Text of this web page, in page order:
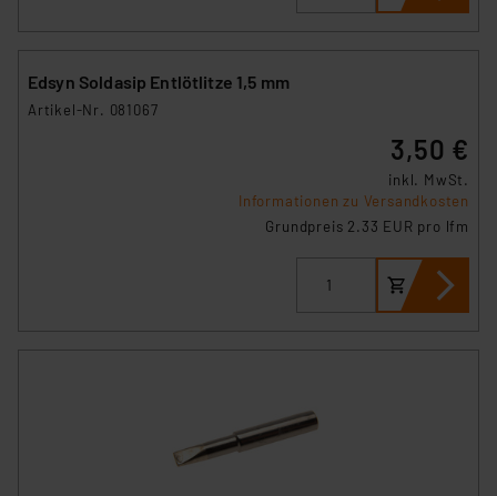
Edsyn Soldasip Entlötlitze 1,5 mm
Artikel-Nr. 081067
3,50 €
inkl. MwSt.
Informationen zu Versandkosten
Grundpreis 2.33 EUR pro lfm